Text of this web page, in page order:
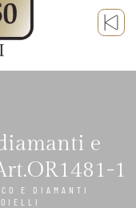
e
1
E DIAMANTI